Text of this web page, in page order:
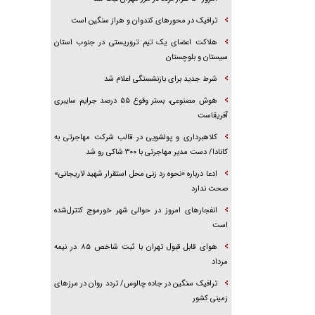
ترافیک در محور‌های کندوان و هراز سنگین است
هلاکت اعضای یک تیم تروریستی در جنوب استان
سیستان و بلوچستان
شرط جدید برای بازنشستگی اعلام شد
هوش مصنوعی، بستر وقوع ۵۵ درصد جرایم سایبری
آفریقاست
کلاهبرداری و پولشویی در قالب شرکت مهاجرتی به
کانادا/ دست مدیر مهاجرتی با ۳۰۰ شاکی رو شد
ادعا درباره «نحوه رد زنی محل استقرار شهید لاریجانی»
صحت ندارد
انفجار‌های امروز در حوالی شهر خورموج کنترل‌شده
است
هوای قابل قبول تهران با ثبت شاخص ۸۵ در نیمه
مرداد
ترافیک سنگین در جاده چالوس/ تردد روان در مرز‌های
زمینی کشور